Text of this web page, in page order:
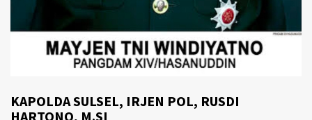
KAPOLDA SULSEL, IRJEN POL, RUSDI
HARTONO, M.SI